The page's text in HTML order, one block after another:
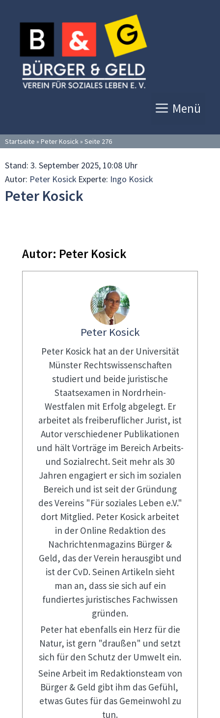
Inhalt
springen
Menü
Startseite » Peter Kosick » Seite 276
Stand: 3. September 2025, 10:08 Uhr
Autor: Peter Kosick Experte: Ingo Kosick
Peter Kosick
Autor: Peter Kosick
Peter Kosick
Peter Kosick hat an der Universität
Münster Rechtswissenschaften
studiert und beide juristische
Staatsexamen in Nordrhein-
Westfalen mit Erfolg abgelegt. Er
arbeitet als freiberuflicher Jurist, ist
Autor verschiedener Publikationen
und hält Vorträge im Bereich Arbeits-
und Sozialrecht. Seit mehr als 30
Jahren engagiert er sich im sozialen
Bereich und ist seit der Gründung
des Vereins "Für soziales Leben e.V."
dort Mitglied. Peter Kosick arbeitet
in der Online Redaktion des
Nachrichtenmagazins Bürger &
Geld, das der Verein herausgibt und
ist der CvD. Seinen Artikeln sieht
man an, dass sie sich auf ein
fundiertes juristisches Fachwissen
gründen.
Peter hat ebenfalls ein Herz für die
Natur, ist gern "draußen" und setzt
sich für den Schutz der Umwelt ein.
Seine Arbeit im Redaktionsteam von
Bürger & Geld gibt ihm das Gefühl,
etwas Gutes für das Gemeinwohl zu
tun.